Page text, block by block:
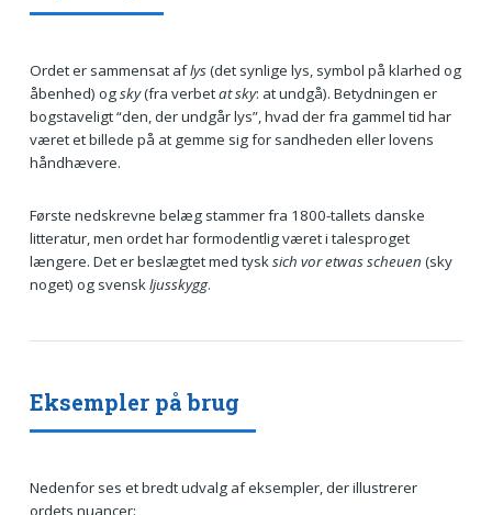
Ordet er sammensat aflys(det synlige lys, symbol på klarhed og
åbenhed) ogsky(fra verbetat sky: at undgå). Betydningen er
bogstaveligt “den, der undgår lys”, hvad der fra gammel tid har
været et billede på at gemme sig for sandheden eller lovens
håndhævere.
Første nedskrevne belæg stammer fra 1800-tallets danske
litteratur, men ordet har formodentlig været i talesproget
længere. Det er beslægtet med tysksich vor etwas scheuen (sky
noget) og svenskljusskygg.
Eksempler på brug
Nedenfor ses et bredt udvalg af eksempler, der illustrerer
ordets nuancer: